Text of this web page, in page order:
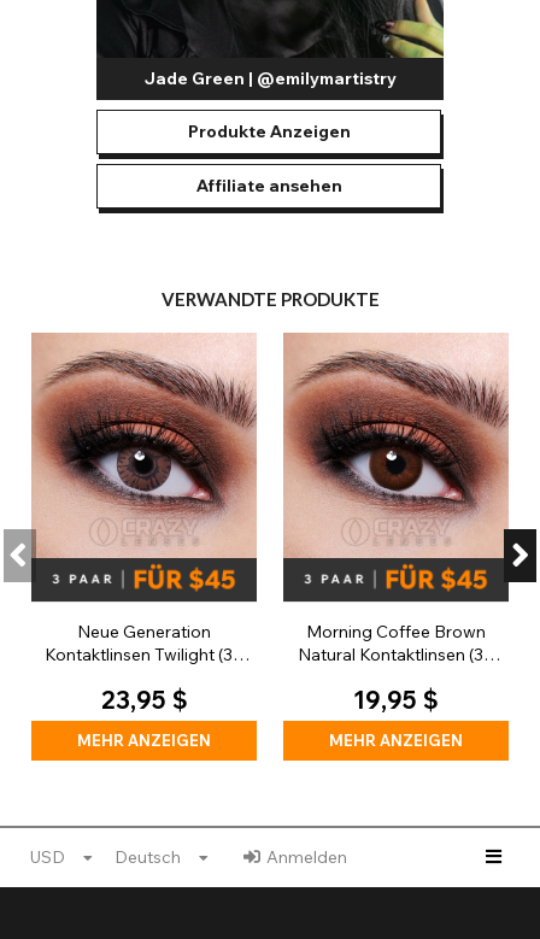
Jade Green | @emilymartistry
Produkte Anzeigen
Affiliate ansehen
VERWANDTE PRODUKTE
Neue Generation
Kontaktlinsen Twilight (30
23,95 $
MEHR ANZEIGEN
Morning Coffee Brown
Natural Kontaktlinsen (30
19,95 $
MEHR ANZEIGEN
USD Deutsch Anmelden